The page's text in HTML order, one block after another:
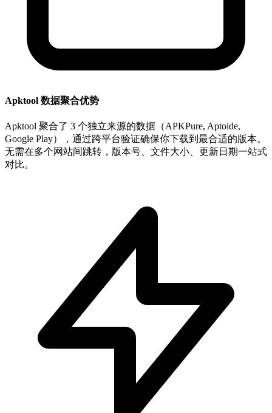
Apktool 数据聚合优势
Apktool 聚合了 3 个独立来源的数据（APKPure, Aptoide,
Google Play），通过跨平台验证确保你下载到最合适的版本。
无需在多个网站间跳转，版本号、文件大小、更新日期一站式
对比。